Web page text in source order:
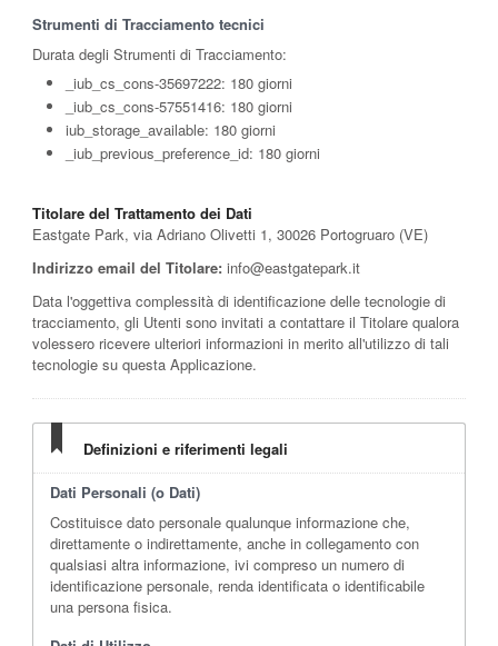
Strumenti di Tracciamento tecnici
Durata degli Strumenti di Tracciamento:
_iub_cs_cons-35697222: 180 giorni
_iub_cs_cons-57551416: 180 giorni
iub_storage_available: 180 giorni
_iub_previous_preference_id: 180 giorni
Titolare del Trattamento dei Dati
Eastgate Park, via Adriano Olivetti 1, 30026 Portogruaro (VE)
Indirizzo email del Titolare: info@eastgatepark.it
Data l'oggettiva complessità di identificazione delle tecnologie di
tracciamento, gli Utenti sono invitati a contattare il Titolare qualora
volessero ricevere ulteriori informazioni in merito all'utilizzo di tali
tecnologie su questa Applicazione.
Definizioni e riferimenti legali
Dati Personali (o Dati)
Costituisce dato personale qualunque informazione che,
direttamente o indirettamente, anche in collegamento con
qualsiasi altra informazione, ivi compreso un numero di
identificazione personale, renda identificata o identificabile
una persona fisica.